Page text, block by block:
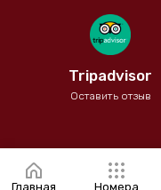
Tripadvisor
Оставить отзыв
Главная Номера